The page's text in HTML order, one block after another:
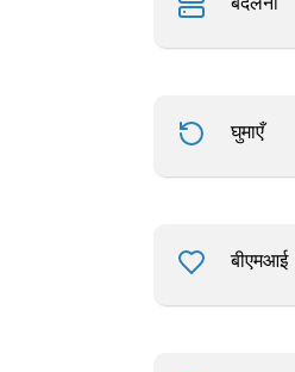
घुमाएँ
बीएमआई